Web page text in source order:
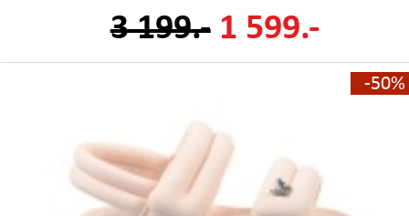
3 199.- 1 599.-
-50%